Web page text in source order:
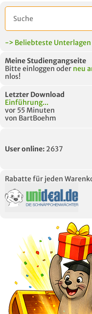
-> Beliebteste Unterlagen
Meine Studiengangseite
Bitte einloggen oder neu
nlos!
Letzter Download
Einführung...
vor 55 Minuten
von BartBoehm
User online: 2637
Rabatte für jeden